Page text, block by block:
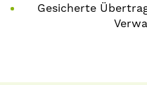
Gesicherte